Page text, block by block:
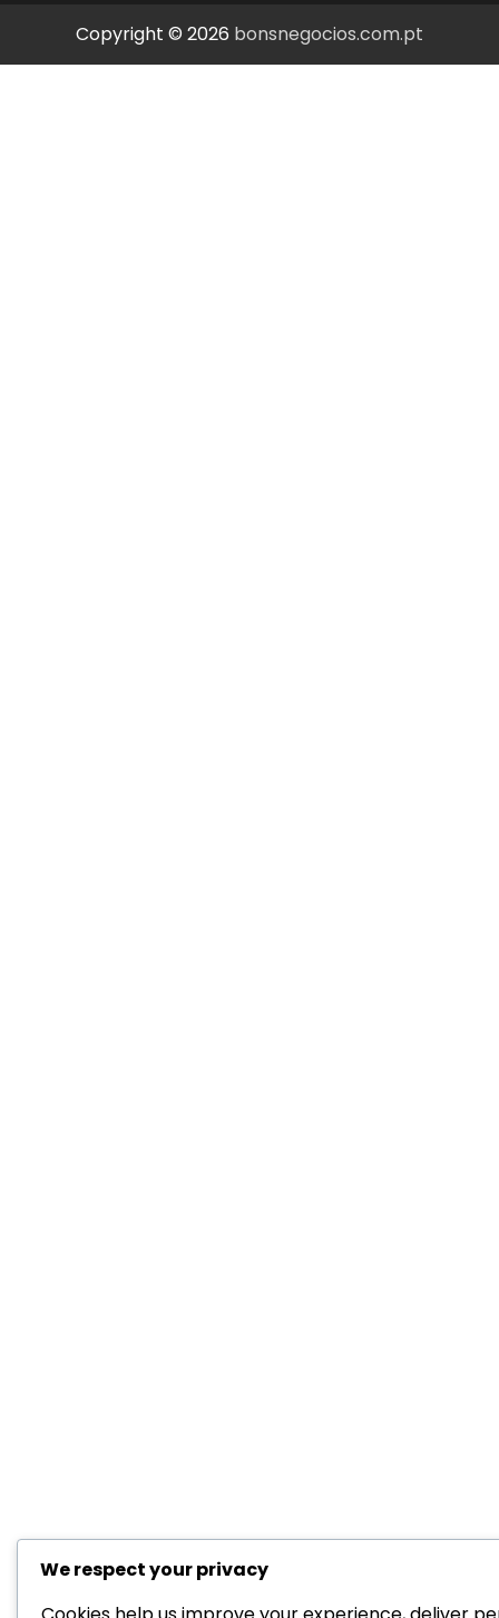
Copyright © 2026 bonsnegocios.com.pt
We respect your privacy